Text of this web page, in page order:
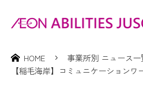
HOME
事業所別 ニュース
【稲毛海岸】コミュニケーションワ